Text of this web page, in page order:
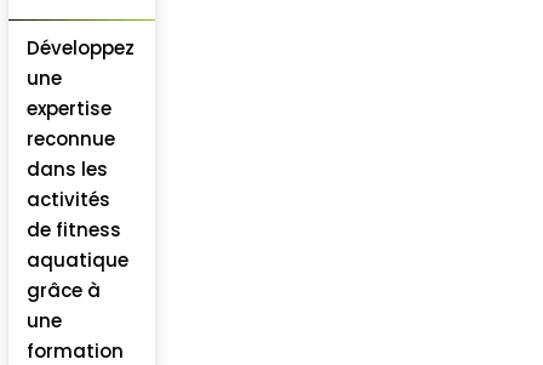
Développez
une
expertise
reconnue
dans les
activités
de fitness
aquatique
grâce à
une
formation